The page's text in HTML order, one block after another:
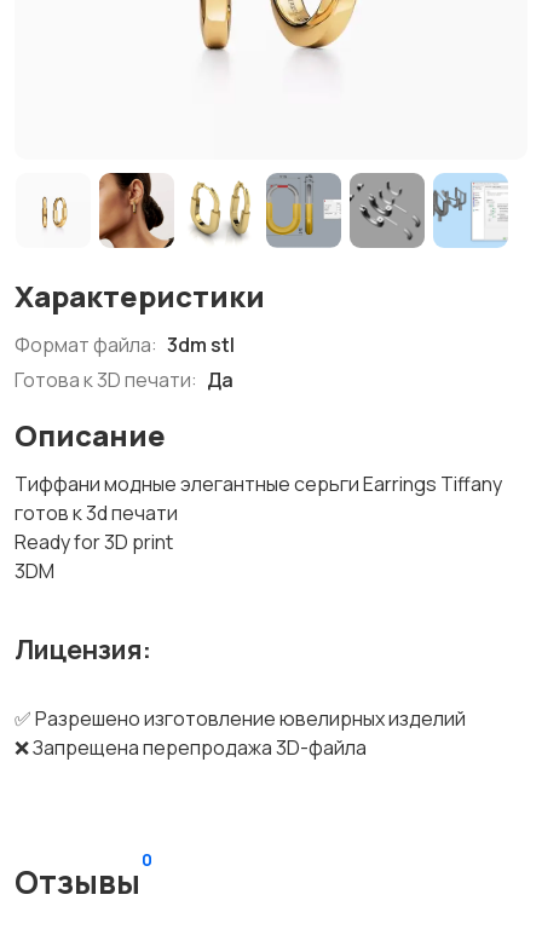
Характеристики
Формат файла: 3dm stl
Готова к 3D печати: Да
Описание
Тиффани модные элегантные серьги Earrings Tiffany
готов к 3d печати
Ready for 3D print
3DM
Лицензия:
✅ Разрешено изготовление ювелирных изделий
❌ Запрещена перепродажа 3D-файла
Отзывы
0